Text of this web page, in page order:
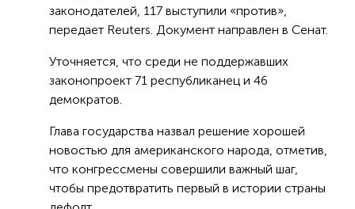
законодателей, 117 выступили «против»,
передает Reuters. Документ направлен в Сенат.
Уточняется, что среди не поддержавших
законопроект 71 республиканец и 46
демократов.
Глава государства назвал решение хорошей
новостью для американского народа, отметив,
что конгрессмены совершили важный шаг,
чтобы предотвратить первый в истории страны